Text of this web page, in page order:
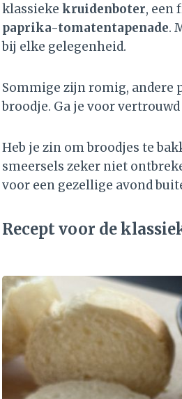
klassieke kruidenboter, een
paprika-tomatentapenade.
bij elke gelegenheid.
Sommige zijn romig, andere
broodje. Ga je voor
Heb je zin om broodjes te
smeersels zeker niet
voor een gezellige avond
Recept voor de